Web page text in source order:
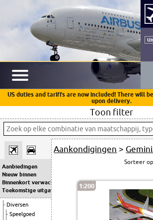
US duties and tariffs are now included! There will
upon delivery.
Toon filter
Aanbiedingen
Nieuw binnen
Binnenkort verwacht
Toekomstige uitgaven
Diversen
Speelgoed
Aankondigingen >
Sorteer
1:200